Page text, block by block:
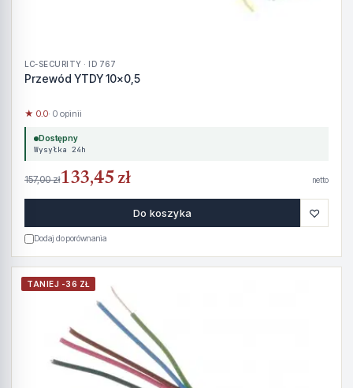
LC-SECURITY · ID 767
Przewód YTDY 10x0,5
★ 0.0· 0 opinii
Dostępny
Wysyłka 24h
157,00 zł133,45 zł netto
Do koszyka ♡
Dodaj do porównania
TANIEJ -36 ZŁ